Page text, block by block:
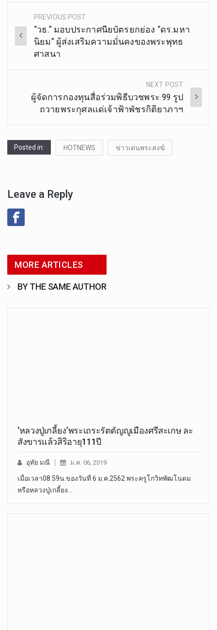
Post
navigation
PREVIOUS POST
“วธ.” มอบประกาศนียบัตรยกย่อง “ดร.มหา
นิยม” ผู้ส่งเสริมความมั่นคงของพระพุทธ
ศาสนา
NEXT POST
ผู้จัดการกองทุนสื่อร่วมพิธีบวชพระ 99 รูป
ถวายพระกุศลเเด่เจ้าฟ้าพัชรกิติยาภาฯ
Posted in: HOTNEWS ข่าวเด่นพระสงฆ์
Leave a Reply
MORE ARTICLES
BY THE SAME AUTHOR
‘หลวงปู่เกลี้ยง’พระเถระรัต​ตัญ​ญู​เมือง​ศรีสะเกษ​ ละ
สังขารแล้วสิริอายุ111ปี
อุทัย มณี ม.ค. 06, 2019
เมื่อเวลา08.59น.ของวันที่ 6 ม.ค.2562 พระครูโกวิทพัฒโนดม
หรือหลวงปู่เกลี้ยง…